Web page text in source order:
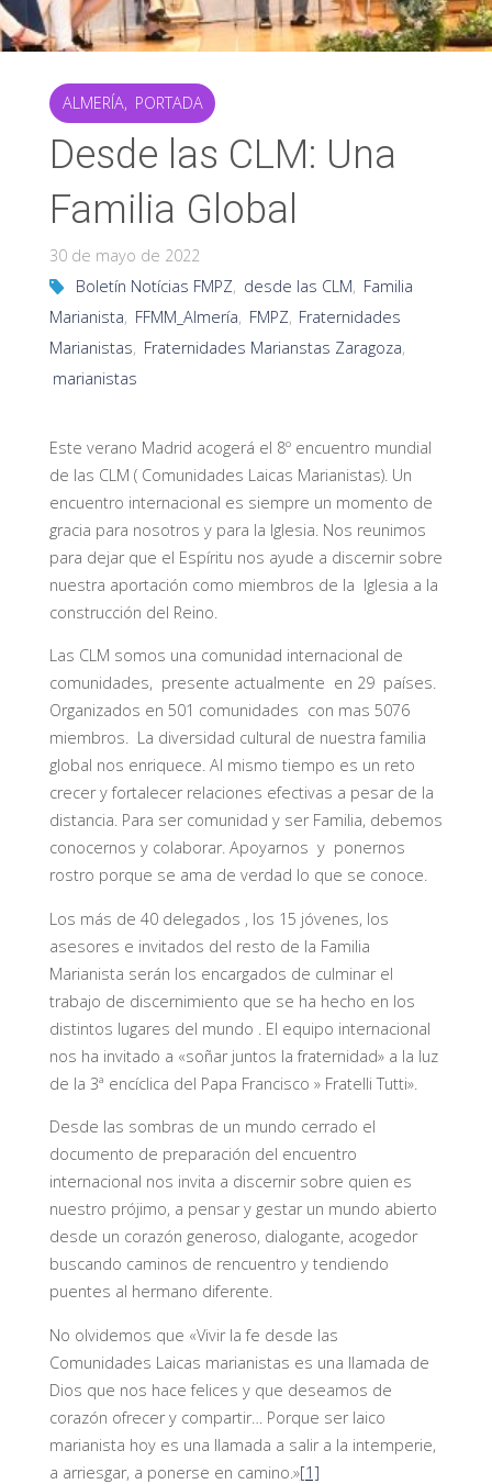
ALMERÍA, PORTADA
Desde las CLM: Una
Familia Global
30 de mayo de 2022
Boletín Notícias FMPZ, desde las CLM, Familia
Marianista, FFMM_Almería, FMPZ, Fraternidades
Marianistas, Fraternidades Marianstas Zaragoza,
marianistas
Este verano Madrid acogerá el 8º encuentro mundial
de las CLM ( Comunidades Laicas Marianistas). Un
encuentro internacional es siempre un momento de
gracia para nosotros y para la Iglesia. Nos reunimos
para dejar que el Espíritu nos ayude a discernir sobre
nuestra aportación como miembros de la Iglesia a la
construcción del Reino.
Las CLM somos una comunidad internacional de
comunidades, presente actualmente en 29 países.
Organizados en 501 comunidades con mas 5076
miembros. La diversidad cultural de nuestra familia
global nos enriquece. Al mismo tiempo es un reto
crecer y fortalecer relaciones efectivas a pesar de la
distancia. Para ser comunidad y ser Familia, debemos
conocernos y colaborar. Apoyarnos y ponernos
rostro porque se ama de verdad lo que se conoce.
Los más de 40 delegados , los 15 jóvenes, los
asesores e invitados del resto de la Familia
Marianista serán los encargados de culminar el
trabajo de discernimiento que se ha hecho en los
distintos lugares del mundo . El equipo internacional
nos ha invitado a «soñar juntos la fraternidad» a la luz
de la 3ª encíclica del Papa Francisco » Fratelli Tutti».
Desde las sombras de un mundo cerrado el
documento de preparación del encuentro
internacional nos invita a discernir sobre quien es
nuestro prójimo, a pensar y gestar un mundo abierto
desde un corazón generoso, dialogante, acogedor
buscando caminos de rencuentro y tendiendo
puentes al hermano diferente.
No olvidemos que «Vivir la fe desde las
Comunidades Laicas marianistas es una llamada de
Dios que nos hace felices y que deseamos de
corazón ofrecer y compartir… Porque ser laico
marianista hoy es una llamada a salir a la intemperie,
a arriesgar, a ponerse en camino.»[1]